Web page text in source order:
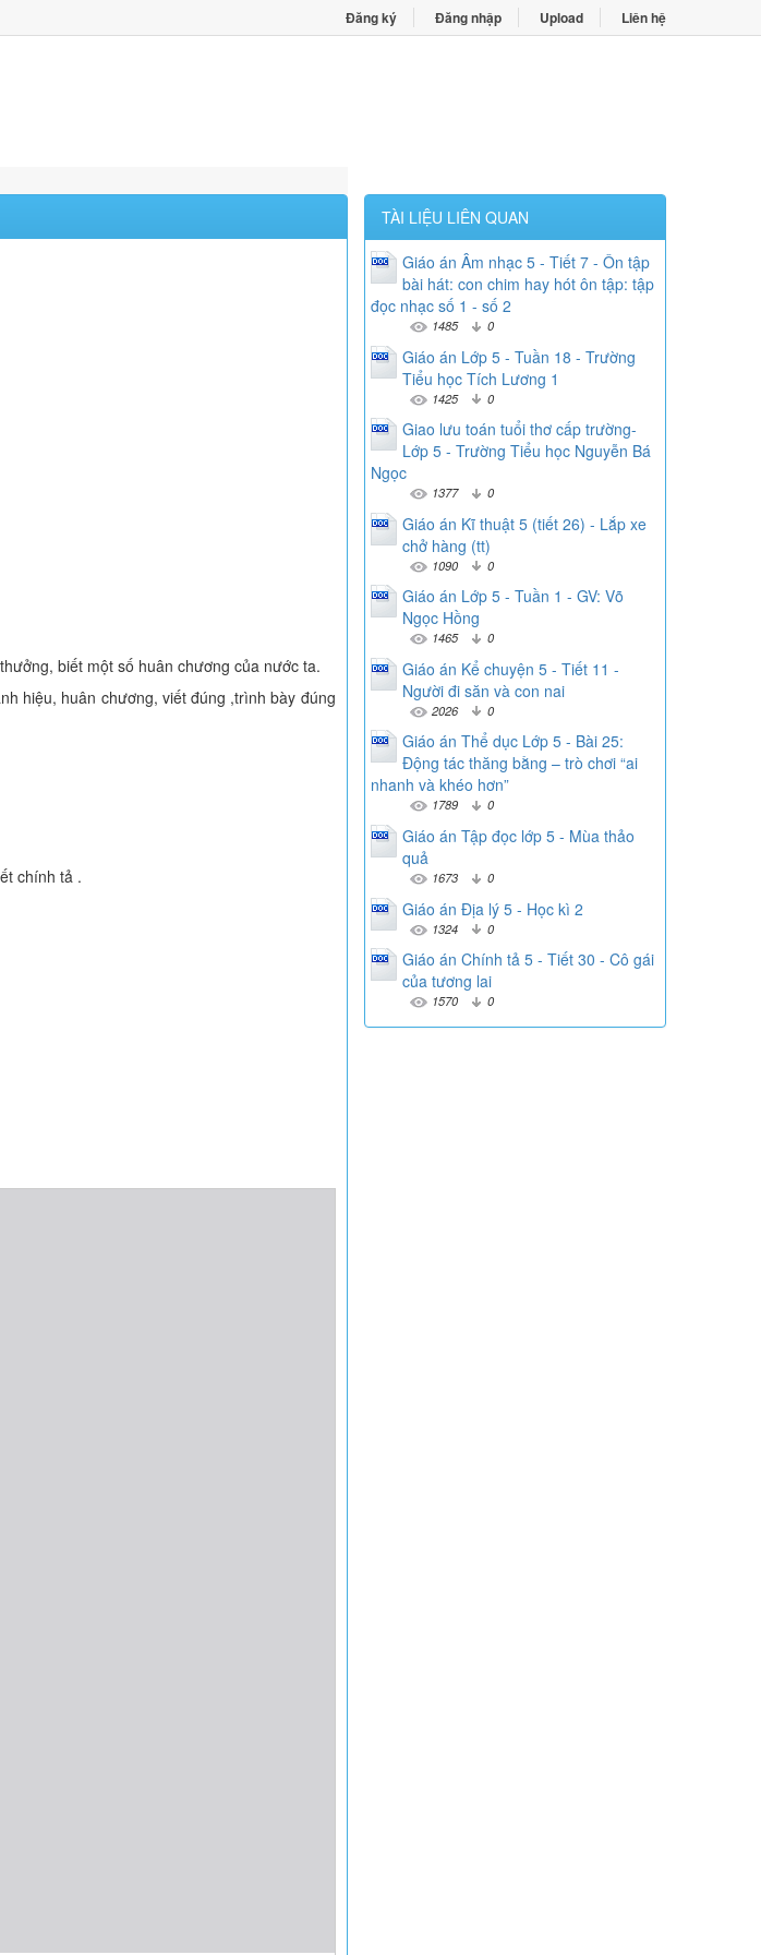
Đăng ký Đăng nhập Upload Liên hệ
biết một số huân chương của nước ta.
hiệu, huân chương, viết đúng ,trình bày đúng
chính tả .
TÀI LIỆU LIÊN QUAN
Giáo án Âm nhạc 5 - Tiết 7 - Ôn tập
bài hát: con chim hay hót ôn tập: tập
đọc nhạc số 1 - số 2
1485 0
Giáo án Lớp 5 - Tuần 18 - Trường
Tiểu học Tích Lương 1
1425 0
Giao lưu toán tuổi thơ cấp trường-
Lớp 5 - Trường Tiểu học Nguyễn Bá
Ngọc
1377 0
Giáo án Kĩ thuật 5 (tiết 26) - Lắp xe
chở hàng (tt)
1090 0
Giáo án Lớp 5 - Tuần 1 - GV: Võ
Ngọc Hồng
1465 0
Giáo án Kể chuyện 5 - Tiết 11 -
Người đi săn và con nai
2026 0
Giáo án Thể dục Lớp 5 - Bài 25:
Động tác thăng bằng – trò chơi “ai
nhanh và khéo hơn”
1789 0
Giáo án Tập đọc lớp 5 - Mùa thảo
quả
1673 0
Giáo án Địa lý 5 - Học kì 2
1324 0
Giáo án Chính tả 5 - Tiết 30 - Cô gái
của tương lai
1570 0